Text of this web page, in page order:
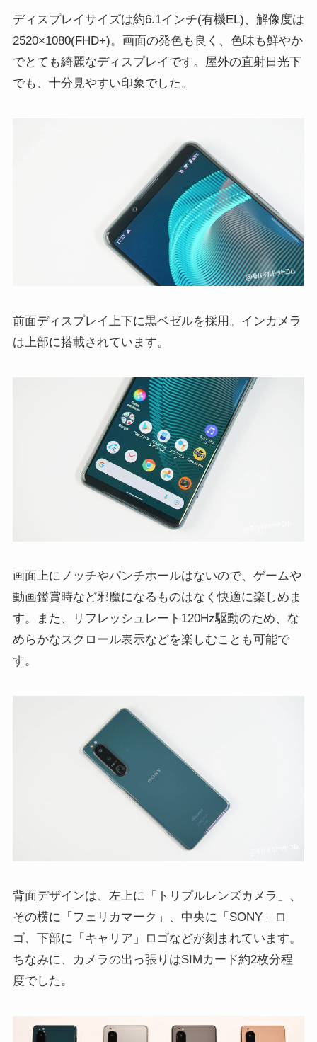
ディスプレイサイズは約6.1インチ(有機EL)、解像度は
2520×1080(FHD+)。画面の発色も良く、色味も鮮やか
でとても綺麗なディスプレイです。屋外の直射日光下
でも、十分見やすい印象でした。
前面ディスプレイ上下に黒ベゼルを採用。インカメラ
は上部に搭載されています。
画面上にノッチやパンチホールはないので、ゲームや
動画鑑賞時など邪魔になるものはなく快適に楽しめま
す。また、リフレッシュレート120Hz駆動のため、な
めらかなスクロール表示などを楽しむことも可能で
す。
背面デザインは、左上に「トリプルレンズカメラ」、
その横に「フェリカマーク」、中央に「SONY」ロ
ゴ、下部に「キャリア」ロゴなどが刻まれています。
ちなみに、カメラの出っ張りはSIMカード約2枚分程
度でした。